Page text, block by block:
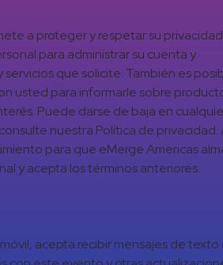
a proteger y respetar su
para administrar su cuenta y
que solicite. También es
usted para informarle sobre
Puede darse de baja en
nuestra Política de privacidad.
para que eMerge Americas
y acepta los términos anteriores.
acepta recibir mensajes de texto